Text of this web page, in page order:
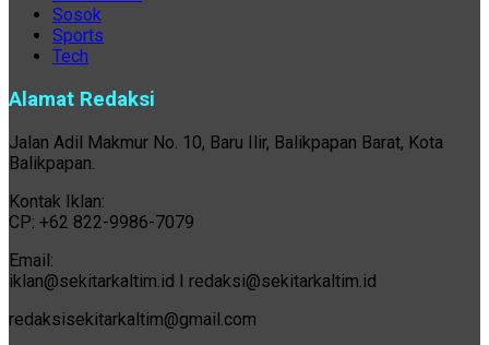
Sosok
Sports
Tech
Alamat Redaksi
Jalan Adil Makmur No. 10, Baru Ilir, Balikpapan Barat, Kota
Balikpapan.
Kontak Iklan:
CP: +62 822-9986-7079
Email:
iklan@sekitarkaltim.id I redaksi@sekitarkaltim.id
redaksisekitarkaltim@gmail.com